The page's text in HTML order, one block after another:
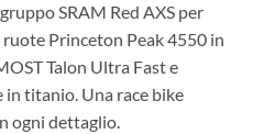
SRAM Red AXS per
Princeton Peak 4550 in
Talon Ultra Fast e
in titanio. Una race bike
ogni dettaglio.